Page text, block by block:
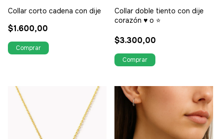
Collar corto cadena con dije
$1.600,00
Collar doble tiento con dije
corazón ♥️ o ⭐
$3.300,00